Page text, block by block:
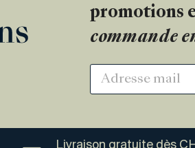
promotions
commande